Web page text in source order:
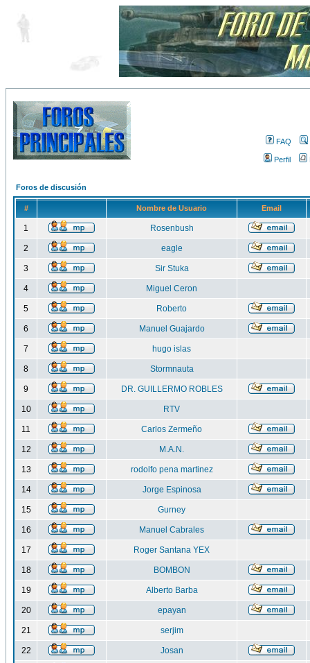
FAQ
Perfil
Foros de discusión
# Nombre de Usuario Email
1 Rosenbush
2 eagle
3 Sir Stuka
4 Miguel Ceron
5 Roberto
6 Manuel Guajardo
7 hugo islas
8 Stormnauta
9 DR. GUILLERMO ROBLES
10 RTV
11 Carlos Zermeño
12 M.A.N.
13 rodolfo pena martinez
14 Jorge Espinosa
15 Gurney
16 Manuel Cabrales
17 Roger Santana YEX
18 BOMBON
19 Alberto Barba
20 epayan
21 serjim
22 Josan